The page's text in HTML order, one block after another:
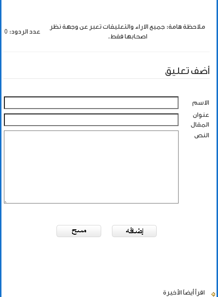
ملاحظة هامة: جميع الاراء والتعليقات تعبر عن وجهة نظر
اصحابها فقط.
عدد الردود: 0
أضف تعليق
الاسم
عنوان
المقال
النص
اقرأ أيضاً الأخيرة